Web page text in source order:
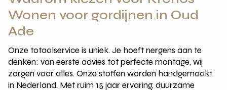
Wonen voor gordijnen in Oud
Ade
Onze totaalservice is uniek. Je hoeft nergens aan te
denken: van eerste advies tot perfecte montage, wij
zorgen voor alles. Onze stoffen worden handgemaakt
in Nederland. Met ruim 15 jaar ervaring, duurzame